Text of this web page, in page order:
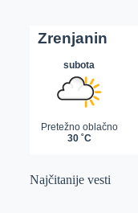
Najčitanije vesti